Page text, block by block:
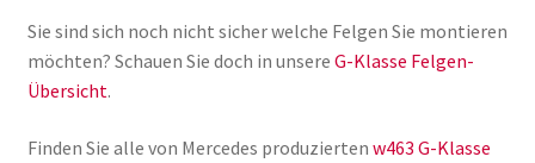
Sie sind sich noch nicht sicher welche Felgen Sie montieren
möchten? Schauen Sie doch in unsere G-Klasse Felgen-
Übersicht.
Finden Sie alle von Mercedes produzierten w463 G-Klasse